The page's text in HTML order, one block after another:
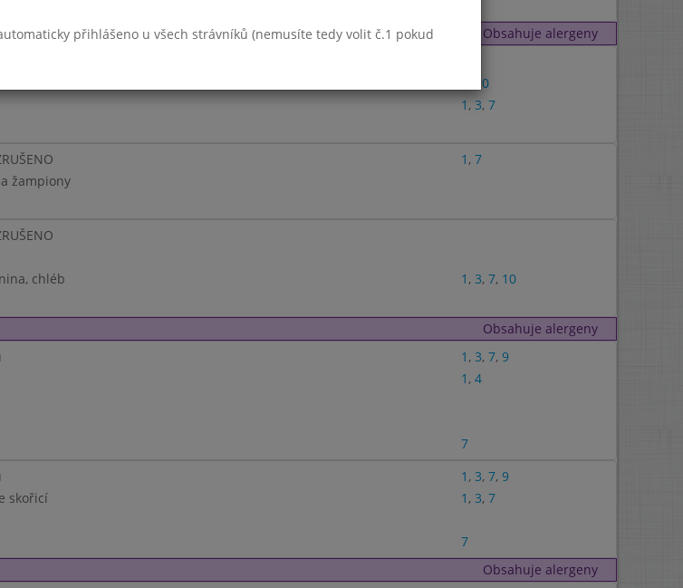
Obsahuje alergeny
10
1 , 3, 7
1 , 7
žampiony
chléb 1 , 3, 7, 10
Obsahuje alergeny
1 , 3, 7, 9
1 , 4
7
1 , 3, 7, 9
skořicí 1 , 3, 7
7
Obsahuje alergeny
automaticky přihlášeno u všech strávníků (nemusíte tedy volit č.1 pokud